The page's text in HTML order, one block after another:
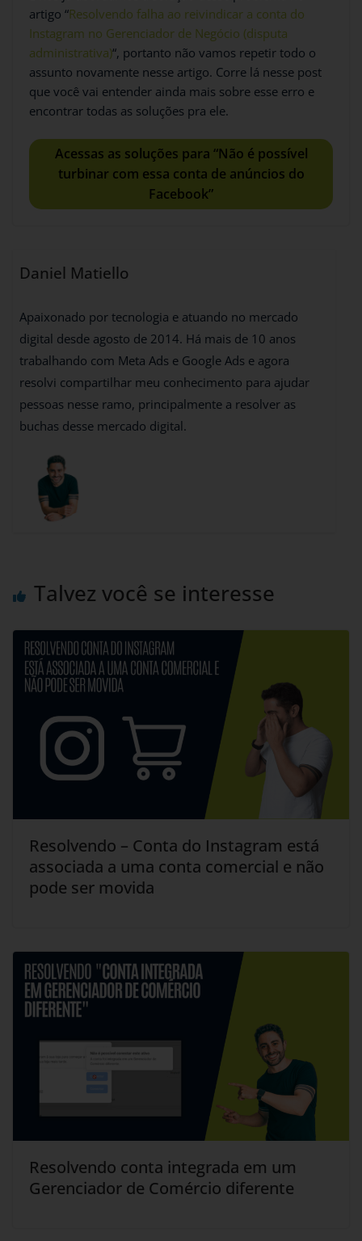
artigo “Resolvendo falha ao reivindicar a conta do
Instagram no Gerenciador de Negócio (disputa
administrativa)“, portanto não vamos repetir todo o
assunto novamente nesse artigo. Corre lá nesse post
que você vai entender ainda mais sobre esse erro e
encontrar todas as soluções pra ele.
Acessas as soluções para “Não é possível
turbinar com essa conta de anúncios do
Facebook”
Daniel Matiello
Apaixonado por tecnologia e atuando no mercado
digital desde agosto de 2014. Há mais de 10 anos
trabalhando com Meta Ads e Google Ads e agora
resolvi compartilhar meu conhecimento para ajudar
pessoas nesse ramo, principalmente a resolver as
buchas desse mercado digital.
Talvez você se interesse
Resolvendo – Conta do Instagram está
associada a uma conta comercial e não
pode ser movida
Resolvendo conta integrada em um
Gerenciador de Comércio diferente